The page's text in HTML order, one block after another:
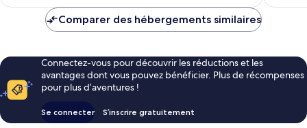
de
Comparer des hébergements similaires
Connectez-vous pour découvrir les réductions et les
avantages dont vous pouvez bénéficier. Plus de récompenses
pour plus d’aventures !
Se connecter S’inscrire gratuitement